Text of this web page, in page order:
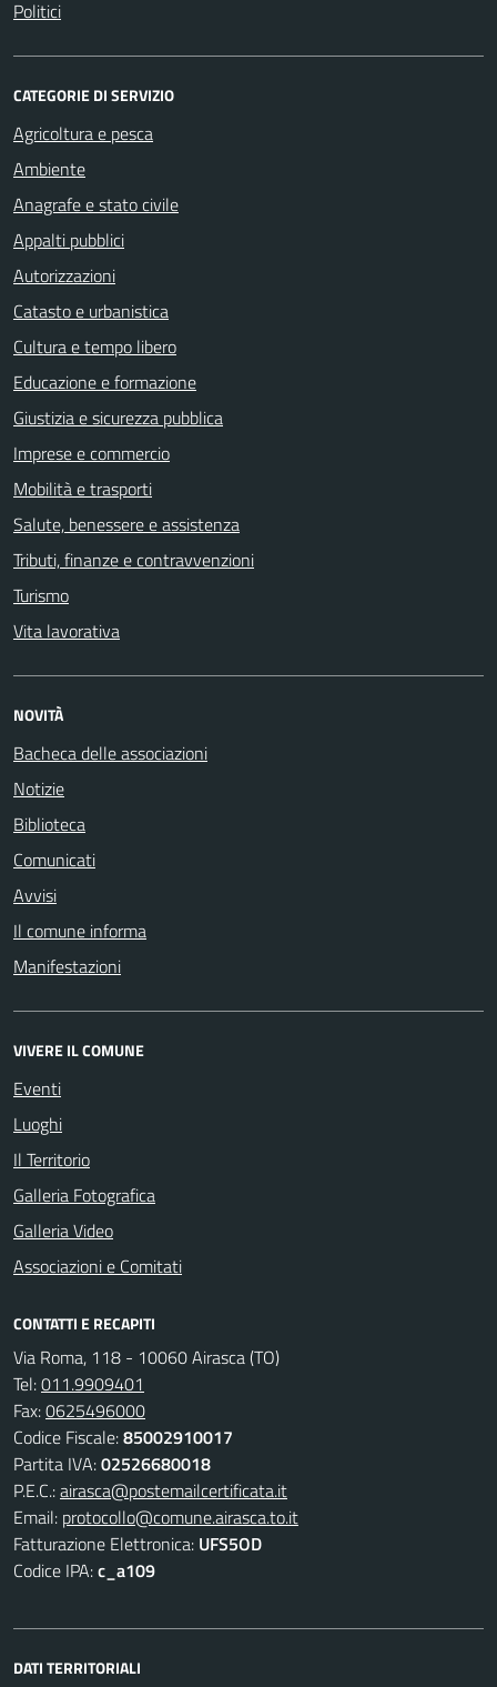
Politici
CATEGORIE DI SERVIZIO
Agricoltura e pesca
Ambiente
Anagrafe e stato civile
Appalti pubblici
Autorizzazioni
Catasto e urbanistica
Cultura e tempo libero
Educazione e formazione
Giustizia e sicurezza pubblica
Imprese e commercio
Mobilità e trasporti
Salute, benessere e assistenza
Tributi, finanze e contravvenzioni
Turismo
Vita lavorativa
NOVITÀ
Bacheca delle associazioni
Notizie
Biblioteca
Comunicati
Avvisi
Il comune informa
Manifestazioni
VIVERE IL COMUNE
Eventi
Luoghi
Il Territorio
Galleria Fotografica
Galleria Video
Associazioni e Comitati
CONTATTI E RECAPITI
Via Roma, 118 - 10060 Airasca (TO)
Tel:011.9909401
Fax:0625496000
Codice Fiscale:85002910017
Partita IVA:02526680018
P.E.C.:airasca@postemailcertificata.it
Email: protocollo@comune.airasca.to.it
Fatturazione Elettronica: UFS5OD
Codice IPA:c_a109
DATI TERRITORIALI